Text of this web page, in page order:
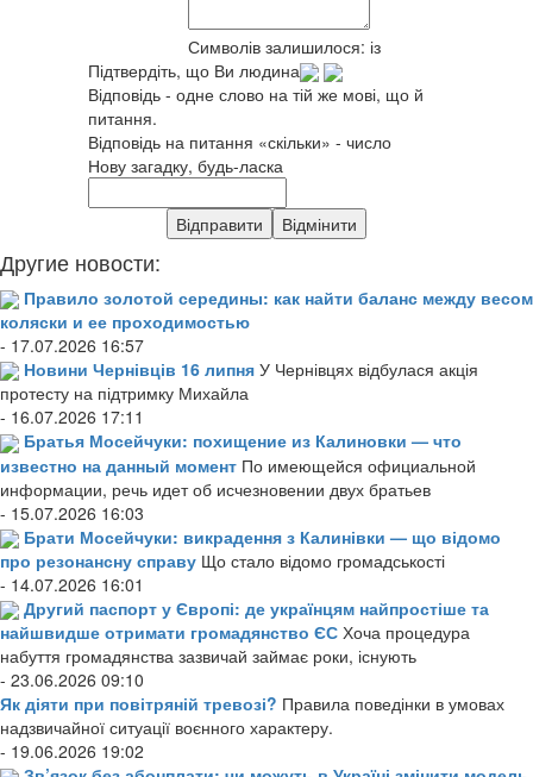
Символів залишилося: із
Підтвердіть, що Ви людина
Відповідь - одне слово на тій же мові, що й
питання.
Відповідь на питання «скільки» - число
Нову загадку, будь-ласка
Другие новости:
Правило золотой середины: как найти баланс между весом
коляски и ее проходимостью
- 17.07.2026 16:57
Новини Чернівців 16 липня У Чернівцях відбулася акція
протесту на підтримку Михайла
- 16.07.2026 17:11
Братья Мосейчуки: похищение из Калиновки — что
известно на данный момент По имеющейся официальной
информации, речь идет об исчезновении двух братьев
- 15.07.2026 16:03
Брати Мосейчуки: викрадення з Калинівки — що відомо
про резонансну справу Що стало відомо громадськості
- 14.07.2026 16:01
Другий паспорт у Європі: де українцям найпростіше та
найшвидше отримати громадянство ЄС Хоча процедура
набуття громадянства зазвичай займає роки, існують
- 23.06.2026 09:10
Як діяти при повітряній тревозі? Правила поведінки в умовах
надзвичайної ситуації воєнного характеру.
- 19.06.2026 19:02